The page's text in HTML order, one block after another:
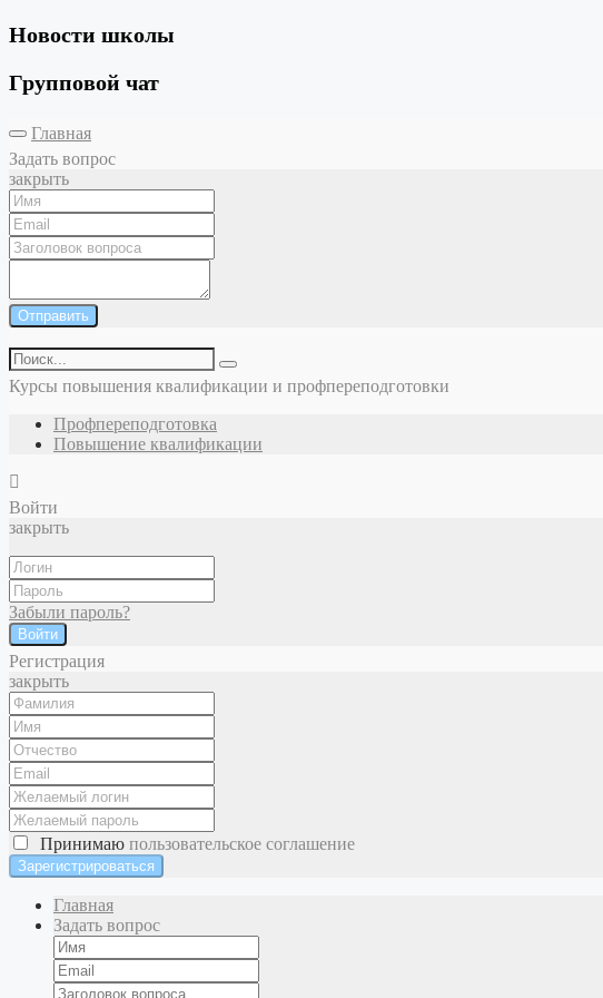
Новости школы
Групповой чат
Главная
Задать вопрос
закрыть
Отправить
Курсы повышения квалификации и профпереподготовки
Профпереподготовка
Повышение квалификации
Войти
закрыть
Забыли пароль?
Войти
Регистрация
закрыть
Принимаю пользовательское соглашение
Главная
Задать вопрос